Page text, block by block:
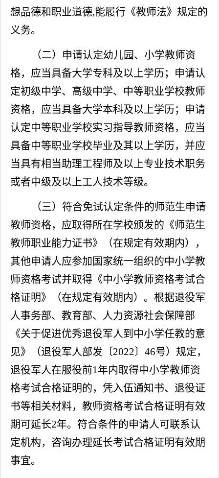
想品德和职业道德,能履行《教师法》规定的
义务。
（二） 申请认定幼儿园、小学教师资
格，应当具备大学专科及以上学历；申请认
定初级中学、高级中学、中等职业学校教师
资格，应当具备大学本科及以上学历；申请
认定中等职业学校实习指导教师资格，应当
具备中等职业学校毕业及其以上学历，并应
当具有相当助理工程师及以上专业技术职务
或者中级及以上工人技术等级。
（三）符合免试认定条件的师范生申请
教师资格，应取得所在学校颁发的《师范生
教师职业能力证书》（在规定有效期内），
其他申请人应参加国家统一组织的中小学教
师资格考试并取得《中小学教师资格考试合
格证明》（在规定有效期内）。根据退役军
人事务部、教育部、人力资源社会保障部
《关于促进优秀退役军人到中小学任教的意
见》（退役军人部发〔2022〕46号）规定，
退役军人在服役前1年内取得中小学教师资
格考试合格证明的，凭入伍通知书、退役证
书等相关材料，教师资格考试合格证明有效
期可延长2年。符合条件的申请人可联系认
定机构，咨询办理延长考试合格证明有效期
事宜。